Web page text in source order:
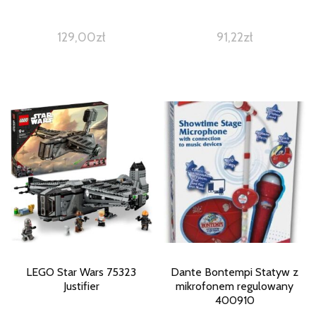
129,00zł 91,22zł
LEGO Star Wars 75323
Justifier
Dante Bontempi Statyw z
mikrofonem regulowany
400910